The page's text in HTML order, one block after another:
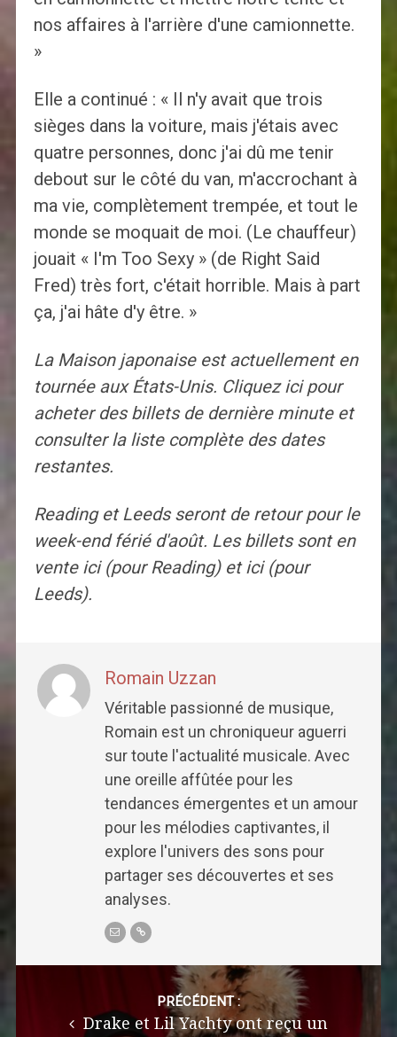
nos affaires à l'arrière d'une camionnette.
»
Elle a continué : « Il n'y avait que trois
sièges dans la voiture, mais j'étais avec
quatre personnes, donc j'ai dû me tenir
debout sur le côté du van, m'accrochant à
ma vie, complètement trempée, et tout le
monde se moquait de moi. (Le chauffeur)
jouait « I'm Too Sexy » (de Right Said
Fred) très fort, c'était horrible. Mais à part
ça, j'ai hâte d'y être. »
La Maison japonaise est actuellement en
tournée aux États-Unis. Cliquez ici pour
acheter des billets de dernière minute et
consulter la liste complète des dates
restantes.
Reading et Leeds seront de retour pour le
week-end férié d'août. Les billets sont en
vente ici (pour Reading) et ici (pour
Leeds).
Romain Uzzan
Véritable passionné de musique,
Romain est un chroniqueur aguerri
sur toute l'actualité musicale. Avec
une oreille affûtée pour les
tendances émergentes et un amour
pour les mélodies captivantes, il
explore l'univers des sons pour
partager ses découvertes et ses
analyses.
PRÉCÉDENT :
Drake et Lil Yachty ont reçu un